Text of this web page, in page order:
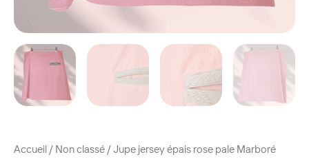
Accueil / Non classé / Jupe jersey épais rose pale Marboré